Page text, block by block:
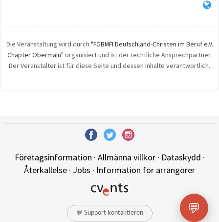
Die Veranstaltung wird durch "FGBMFI Deutschland-Christen im Beruf e.V.
Chapter Obermain" organisiert und ist der rechtliche Ansprechpartner.
Der Veranstalter ist für diese Seite und dessen Inhalte verantwortlich.
Företagsinformation · Allmänna villkor· Dataskydd ·
Återkallelse · Jobs · Information för arrangörer
💬 Support kontaktieren 💬